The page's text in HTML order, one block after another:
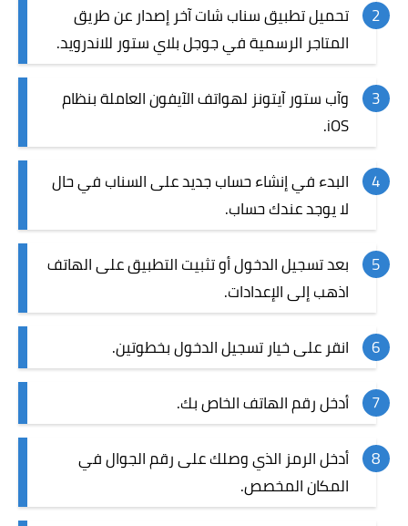
تحميل تطبيق سناب شات آخر إصدار عن طريق
المتاجر الرسمية في جوجل بلاي ستور للاندرويد.
وآب ستور آيتونز لهواتف الآيفون العاملة بنظام
iOS.
البدء في إنشاء حساب جديد على السناب في حال
لا يوجد عندك حساب.
بعد تسجيل الدخول أو تثبيت التطبيق على الهاتف
اذهب إلى الإعدادات.
انقر على خيار تسجيل الدخول بخطوتين.
أدخل رقم الهاتف الخاص بك.
أدخل الرمز الذي وصلك على رقم الجوال في
المكان المخصص.